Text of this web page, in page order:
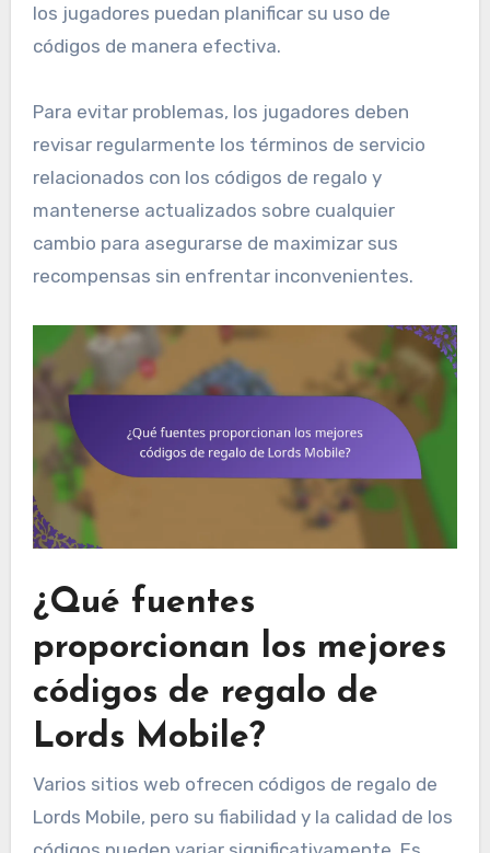
los jugadores puedan planificar su uso de
códigos de manera efectiva.
Para evitar problemas, los jugadores deben
revisar regularmente los términos de servicio
relacionados con los códigos de regalo y
mantenerse actualizados sobre cualquier
cambio para asegurarse de maximizar sus
recompensas sin enfrentar inconvenientes.
¿Qué fuentes
proporcionan los mejores
códigos de regalo de
Lords Mobile?
Varios sitios web ofrecen códigos de regalo de
Lords Mobile, pero su fiabilidad y la calidad de los